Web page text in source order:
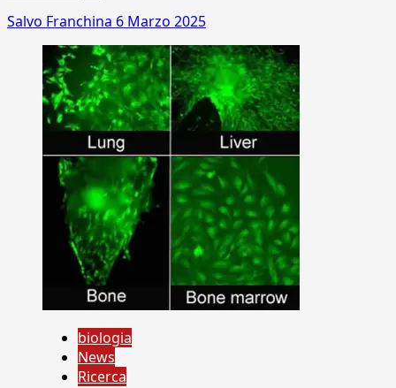
Salvo Franchina 6 Marzo 2025
biologia
News
Ricerca